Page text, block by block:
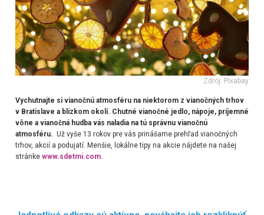
Zdroj: Pixabay
Vychutnajte si vianočnú atmosféru na niektorom z vianočných trhov
v Bratislave a blízkom okolí. Chutné vianočné jedlo, nápoje, príjemné
vône a vianočná hudba vás naladia na tú správnu vianočnú
atmosféru. Už vyše 13 rokov pre vás prinášame prehľad vianočných
trhov, akcií a podujatí. Menšie, lokálne tipy na akcie nájdete na našej
stránke www.sdetmi.com.